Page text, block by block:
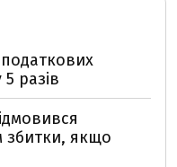
разів
збитки, якщо